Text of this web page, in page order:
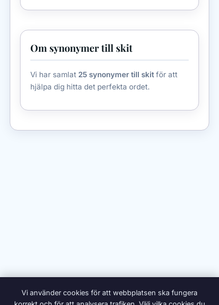
Om synonymer till skit
Vi har samlat 25 synonymer till skit för att
hjälpa dig hitta det perfekta ordet.
Vi använder cookies för att webbplatsen ska fungera